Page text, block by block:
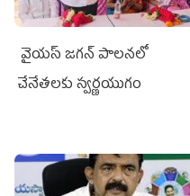
వైయ‌స్ జగన్ పాలనలో
చేనేతలకు స్వర్ణయుగం